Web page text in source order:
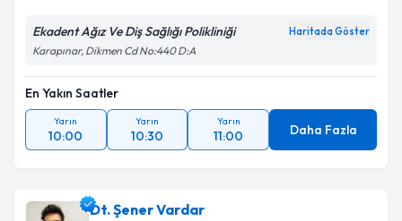
Ekadent Ağız Ve Diş Sağlığı Polikliniği Haritada Göster
Karapınar, Dikmen Cd No:440 D:A
En Yakın Saatler
Yarın
10:00
Yarın
10:30
Yarın
11:00 Daha Fazla
Dt. Şener Vardar